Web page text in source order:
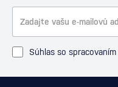
Súhlas so spracovaním